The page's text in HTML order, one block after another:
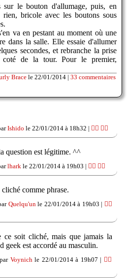
le bouton d'allumage, puis, en
bricole avec les boutons sous
va en pestant au moment où une
dans la salle. Elle essaie d'allumer
secondes, et rebranche la prise
de la tour. Pour le premier,
Bracele 22/01/2014 | 33 commentaires
Ishido le 22/01/2014 à 18h32 | 👍🏽 👎🏽
question est légitime. ^^
lhark le 22/01/2014 à 19h03 | 👍🏽 👎🏽
comme phrase.
Quelqu'unle 22/01/2014 à 19h03 | 👍🏽
soit cliché, mais que jamais la
geek est accordé au masculin.
Voynichle 22/01/2014 à 19h07 | 👍🏽